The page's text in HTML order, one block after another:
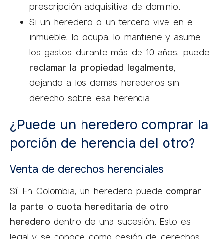
prescripción adquisitiva de dominio.
Si un heredero o un tercero vive en el
inmueble, lo ocupa, lo mantiene y asume
los gastos durante más de 10 años, puede
reclamar la propiedad legalmente,
dejando a los demás herederos sin
derecho sobre esa herencia.
¿Puede un heredero comprar la
porción de herencia del otro?
Venta de derechos herenciales
Sí. En Colombia, un heredero puede comprar
la parte o cuota hereditaria de otro
heredero dentro de una sucesión. Esto es
legal y se conoce como cesión de derechos